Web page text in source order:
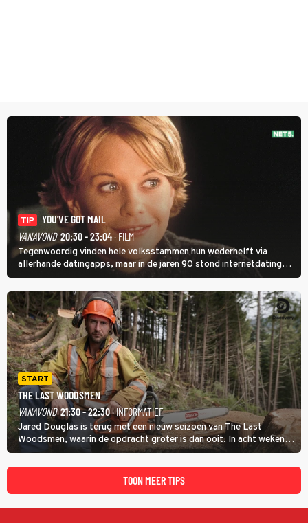
TIP
YOU'VE GOT MAIL
VANAVOND 20:30 - 23:04· FILM
Tegenwoordig vinden hele volksstammen hun wederhelft via
allerhande datingapps, maar in de jaren 90 stond internetdating
nog in de kinderschoenen. In de film You've Got Mail zie je dat
terug.
START
THE LAST WOODSMEN
VANAVOND 21:30 - 22:30· INFORMATIEF
Jared Douglas is terug met een nieuw seizoen van The Last
Woodsmen, waarin de opdracht groter is dan ooit. In acht weken
tijd probeert hij een miljoen dollar bij elkaar te vergaren om de
toekomst van het houthakkersbedrijf te verzekeren.
TOON MEER TIPS